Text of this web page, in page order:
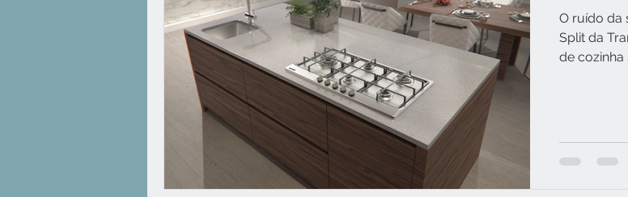
O ruído da
Split da
de cozinha